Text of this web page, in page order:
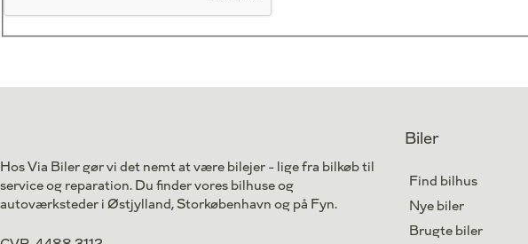
Hos Via Biler gør vi det nemt at være bilejer - lige fra bilkøb til
service og reparation. Du finder vores bilhuse og
autoværksteder i Østjylland, Storkøbenhavn og på Fyn.
Biler
Find bilhus
Nye biler
Brugte biler